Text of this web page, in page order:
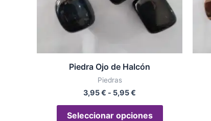
Piedra Ojo de Halcón
Piedras
3,95€ - 5,95€
Seleccionar opciones
se
pueden
elegir